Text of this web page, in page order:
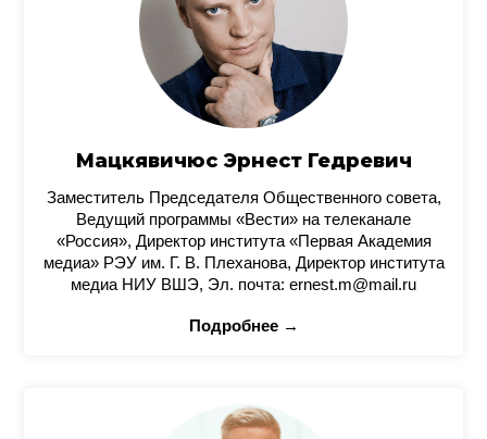
Мацкявичюс Эрнест Гедревич
Заместитель Председателя Общественного совета,
Ведущий программы «Вести» на телеканале
«Россия», Директор института «Первая Академия
медиа» РЭУ им. Г. В. Плеханова, Директор института
медиа НИУ ВШЭ, Эл. почта: ernest.m@mail.ru
Подробнее →